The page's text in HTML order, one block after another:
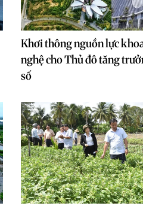
Khơi thông nguồn lực
nghệ cho Thủ đô tăng
số